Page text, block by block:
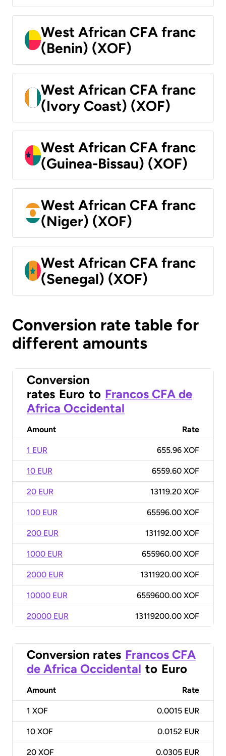
West African CFA franc
(Benin) (XOF)
West African CFA franc
(Ivory Coast) (XOF)
West African CFA franc
(Guinea-Bissau) (XOF)
West African CFA franc
(Niger) (XOF)
West African CFA franc
(Senegal) (XOF)
Conversion rate table for
different amounts
Conversion
rates Euro to Francos CFA de
Africa Occidental
Amount Rate
1 EUR 655.96 XOF
10 EUR 6559.60 XOF
20 EUR 13119.20 XOF
100 EUR 65596.00 XOF
200 EUR 131192.00 XOF
1000 EUR 655960.00 XOF
2000 EUR 1311920.00 XOF
10000 EUR 6559600.00 XOF
20000 EUR 13119200.00 XOF
Conversion rates Francos CFA
de Africa Occidental to Euro
Amount Rate
1 XOF 0.0015 EUR
10 XOF 0.0152 EUR
20 XOF 0.0305 EUR